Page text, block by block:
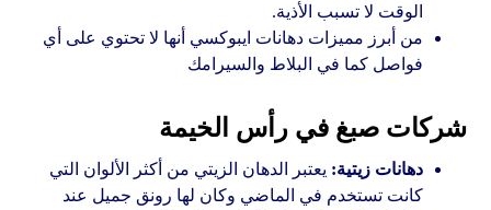
الوقت لا تسبب الأذية.
من أبرز مميزات دهانات ايبوكسي أنها لا تحتوي على أي
فواصل كما في البلاط والسيرامك
شركات صبغ في رأس الخيمة
دهانات زيتية: يعتبر الدهان الزيتي من أكثر الألوان التي
كانت تستخدم في الماضي وكان لها رونق جميل عند